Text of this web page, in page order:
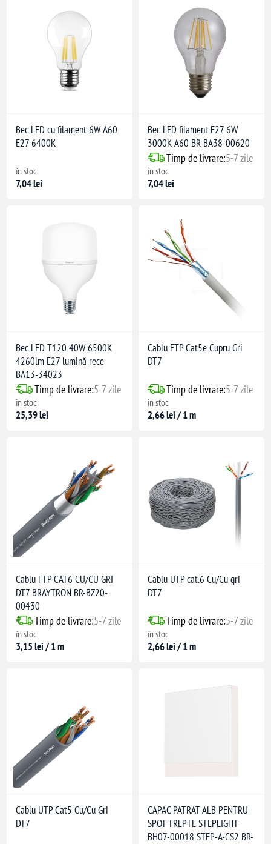
Bec LED cu filament 6W A60
E27 6400K
în stoc
7,04 lei
Bec LED filament E27 6W
3000K A60 BR-BA38-00620
Timp de livrare:5-7 zile
în stoc
7,04 lei
Bec LED T120 40W 6500K
4260lm E27 lumină rece
BA13-34023
Timp de livrare:5-7 zile
în stoc
25,39 lei
Cablu FTP Cat5e Cupru Gri
DT7
Timp de livrare:5-7 zile
în stoc
2,66 lei / 1 m
Cablu FTP CAT6 CU/CU GRI
DT7 BRAYTRON BR-BZ20-
00430
Timp de livrare:5-7 zile
în stoc
3,15 lei / 1 m
Cablu UTP cat.6 Cu/Cu gri
DT7
Timp de livrare:5-7 zile
în stoc
2,66 lei / 1 m
Cablu UTP Cat5 Cu/Cu Gri
DT7
CAPAC PATRAT ALB PENTRU
SPOT TREPTE STEPLIGHT
BH07-00018 STEP-A-CS2 BR-